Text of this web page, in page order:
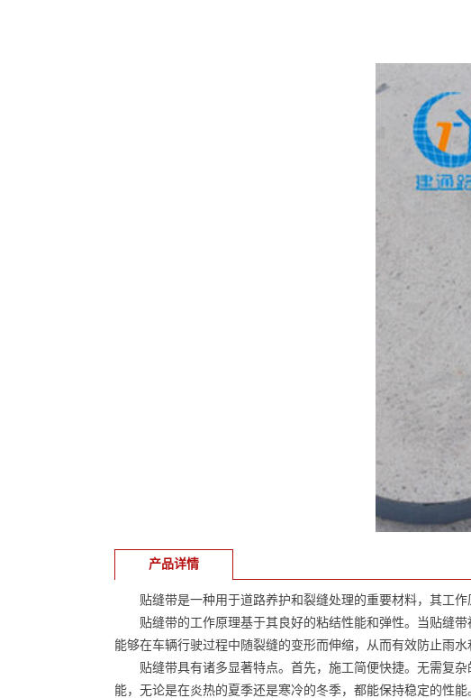
产品详情
贴缝带是一种用于道路养护和裂缝处理的重要材料，其工作
贴缝带的工作原理基于其良好的粘结性能和弹性。当贴缝带
能够在车辆行驶过程中随裂缝的变形而伸缩，从而有效防止雨
贴缝带具有诸多显著特点。首先，施工简便快捷。无需复杂
能，无论是在炎热的夏季还是寒冷的冬季，都能保持稳定的性